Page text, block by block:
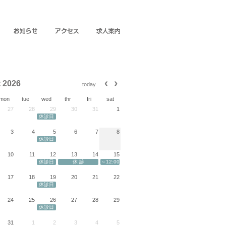
today
tue wed thr fri
sat
27
28 29 30 31 1
休診日
3 4 5 6 7 8
休診日
10 11 12 13 14 15
休診日 休 診 ～12:00
17 18 19 20 21 22
休診日
24 25 26 27 28 29
休診日
31 1 2 3 4 5